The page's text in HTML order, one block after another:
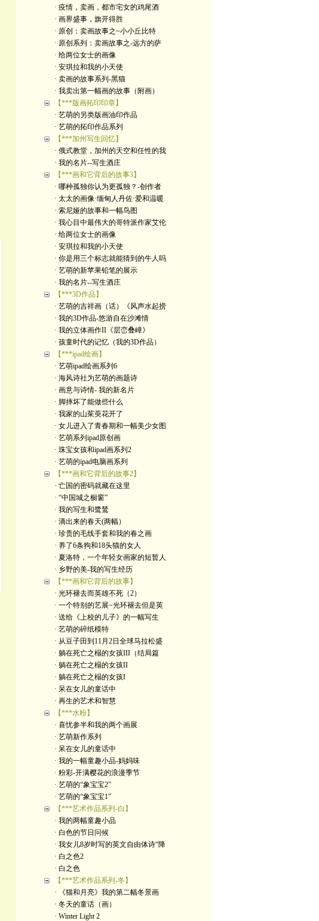
· 疫情，卖画，都市宅女的鸡尾酒
· 画界盛事，旗开得胜
· 原创：卖画故事之~小小丘比特
· 原创系列：卖画故事之-远方的萨
· 给两位女士的画像
· 安琪拉和我的小天使
· 卖画的故事系列-黑猫
· 我卖出第一幅画的故事（附画）
【***版画拓印印章】
· 艺萌的另类版画油印作品
· 艺萌的拓印作品系列
【***加州写生回忆】
· 俄式教堂，加州的天空和任性的我
· 我的名片--写生酒庄
【***画和它背后的故事3】
· 哪种孤独你认为更孤独？-创作者
· 太太的画像·缅甸人丹佐·爱和温暖
· 索尼娅的故事和一幅鸟图
· 我心目中最伟大的哥特派作家艾伦
· 给两位女士的画像
· 安琪拉和我的小天使
· 你是用三个标志就能猜到的牛人吗
· 艺萌的新苹果铅笔的展示
· 我的名片--写生酒庄
【***3D作品】
· 艺萌的吉祥画（话）《风声水起捞
· 我的3D作品-悠游自在沙滩情
· 我的立体画作II《层峦叠嶂》
· 孩童时代的记忆（我的3D作品）
【***ipad绘画】
· 艺萌ipad绘画系列6
· 海风诗社为艺萌的画题诗
· 画意与诗情- 我的新名片
· 脚摔坏了能做些什么
· 我家的山茱萸花开了
· 女儿进入了青春期和一幅美少女图
· 艺萌系列ipad原创画
· 珠宝女孩和ipad画系列2
· 艺萌的ipad电脑画系列
【***画和它背后的故事2】
· 亡国的密码就藏在这里
· “中国城之橱窗”
· 我的写生和鹭鸶
· 滴出来的春天(两幅）
· 珍贵的毛线手套和我的春之画
· 养了6条狗和18头猫的女人
· 夏洛特，一个年轻女画家的短暂人
· 乡野的美-我的写生经历
【***画和它背后的故事】
· 光环褪去而英雄不死（2）
· 一个特别的艺展~光环褪去但是英
· 送给《上校的儿子》的一幅写生
· 艺萌的碎纸模特
· 从豆子田到11月2日全球马拉松盛
· 躺在死亡之榻的女孩III（结局篇
· 躺在死亡之榻的女孩II
· 躺在死亡之榻的女孩I
· 呆在女儿的童话中
· 再生的艺术和智慧
【***水粉】
· 喜忧参半和我的两个画展
· 艺萌新作系列
· 呆在女儿的童话中
· 我的一幅童趣小品-妈妈味
· 粉彩-开满樱花的浪漫季节
· 艺萌的“象宝宝2”
· 艺萌的“象宝宝1”
【***艺术作品系列-白】
· 我的两幅童趣小品
· 白色的节日问候
· 我女儿8岁时写的英文自由体诗“降
· 白之色2
· 白之色
【***艺术作品系列-冬】
· 《猫和月亮》我的第二幅冬景画
· 冬天的童话（画）
· Winter Light 2